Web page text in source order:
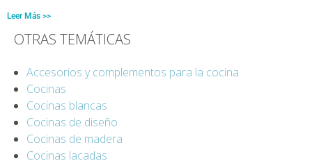
Leer Más >>
OTRAS TEMÁTICAS
Accesorios y complementos para la cocina
Cocinas
Cocinas blancas
Cocinas de diseño
Cocinas de madera
Cocinas lacadas